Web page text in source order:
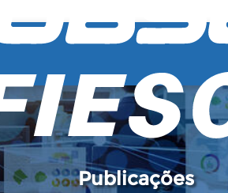
Publicações